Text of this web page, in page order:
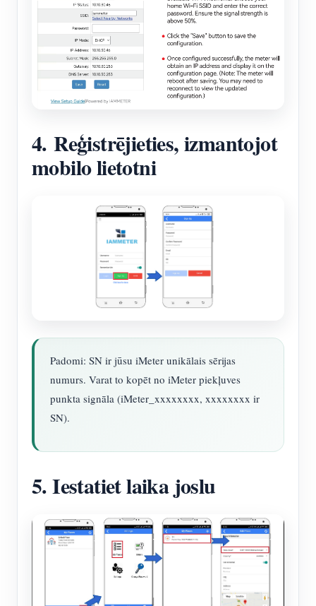
4. Reģistrējieties, izmantojot
mobilo lietotni
Padomi: SN ir jūsu iMeter unikālais sērijas
numurs. Varat to kopēt no iMeter piekļuves
punkta signāla (iMeter_xxxxxxxx, xxxxxxxx ir
SN).
5. Iestatiet laika joslu